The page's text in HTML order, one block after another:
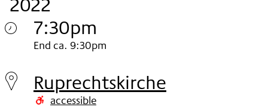
7:30pm
Sunday
06.
Nov
End ca. 9:30pm
Ruprechtskirche
accessible